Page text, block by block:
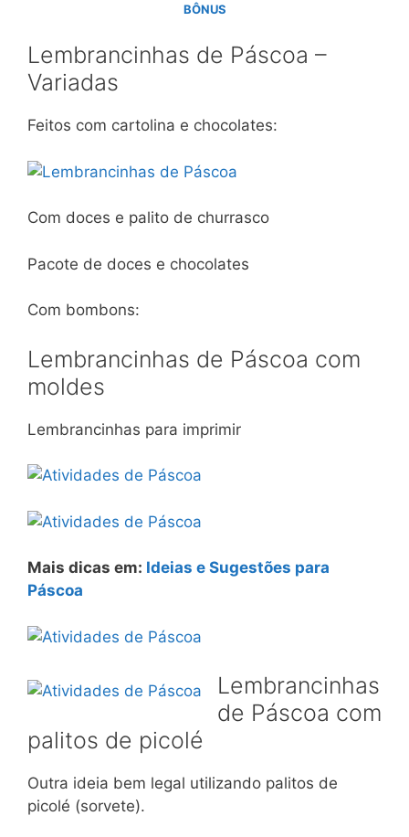
BÔNUS
Lembrancinhas de Páscoa –
Variadas
Feitos com cartolina e chocolates:
Com doces e palito de churrasco
Pacote de doces e chocolates
Com bombons:
Lembrancinhas de Páscoa com
moldes
Lembrancinhas para imprimir
Mais dicas em: Ideias e Sugestões para
Páscoa
Lembrancinhas
de Páscoa com
palitos de picolé
Outra ideia bem legal utilizando palitos de
picolé (sorvete).